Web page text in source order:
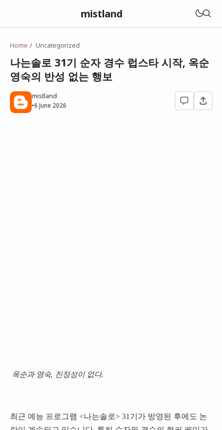
mistland
Home Uncategorized
나는솔로 31기 순자 경수 럽스타 시작, 옥순
영숙의 반성 없는 행보
mistland
•6 June 2026
옥순과 영숙, 진정성이 없다.
최근 예능 프로그램 <나는솔로> 31기가 방영된 후에도 논